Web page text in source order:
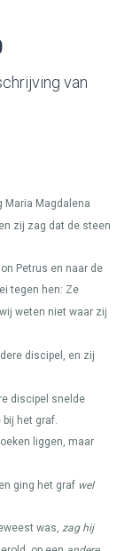
van
Maria Magdalena
zij zag dat de steen
Petrus en naar de
tegen hen: Ze
weten niet waar zij
discipel, en zij
discipel snelde
het graf.
liggen, maar
ging het graf wel
was, zag hij